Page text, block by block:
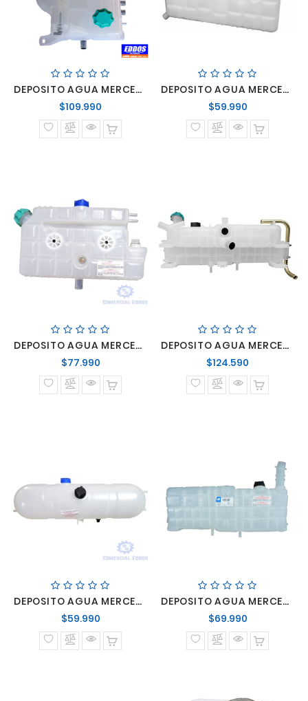
DEPOSITO AGUA MERCEDES BENZ ATEGO NUEVO
$109.990
normal
DEPOSITO AGUA MERCEDES BENZ LO-916 ACCELO
$59.990Precio
normal
DEPOSITO AGUA MERCEDES BENZ LO-916 NUEVO
$77.990Precio
normal
DEPOSITO AGUA MERCEDES BENZ O-500 RSD OF1119 - OF1319
$124.590
normal
DEPOSITO AGUA MERCEDES BENZ O-500/O-400/SERIES OH
$59.990Precio
normal
DEPOSITO AGUA MERCEDES BENZ O-500/O-500RS/O-500RSD ATRON
$69.990Precio
normal